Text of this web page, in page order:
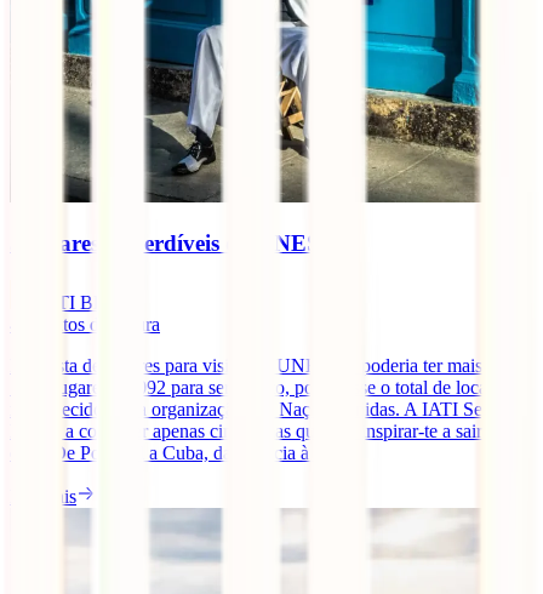
5 lugares imperdíveis da UNESCO
IATI Blog
minutos de leitura
Esta lista de lugares para visitar da UNESCO poderia ter mais de
1000 lugares – 1092 para ser exacto, pois é esse o total de locais
reconhecidos pela organização das Nações Unidas. A IATI Seguros
leva-te a conhecer apenas cinco, mas que vão inspirar-te a sair de
casa. De Portugal a Cuba, da Croácia à [...]
Ler mais